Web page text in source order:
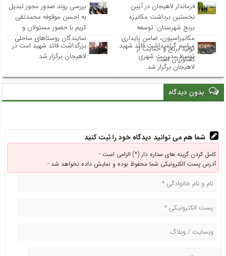
فرماندار لاهیجان در آیین
نخستین برداشت مکانیزه
برنج شهرستان: توسعه
مکانیزاسیون، ضامن پایداری
تولید برنج و حمایت از
کشاورزان است
بررسی روند صدور مجوز تبدیل
به احسن موقوفه محمدتقی
کریم با حضور مسئولان و
نمایندگان روستاهای ساحلی
مراسم گرامیداشت قائد شهید
توسط مدیریت شهری
لاهیجان برگزار شد
بزرگداشت قائد شهید امت در
لاهیجان برگزار شد
بدون دیدگاه
شما هم می توانید دیدگاه خود را ثبت کنید
کامل کردن گزینه های ستاره دار (*) الزامی است -
آدرس پست الکترونیکی شما محفوظ بوده و نمایش داده نخواهد شد -